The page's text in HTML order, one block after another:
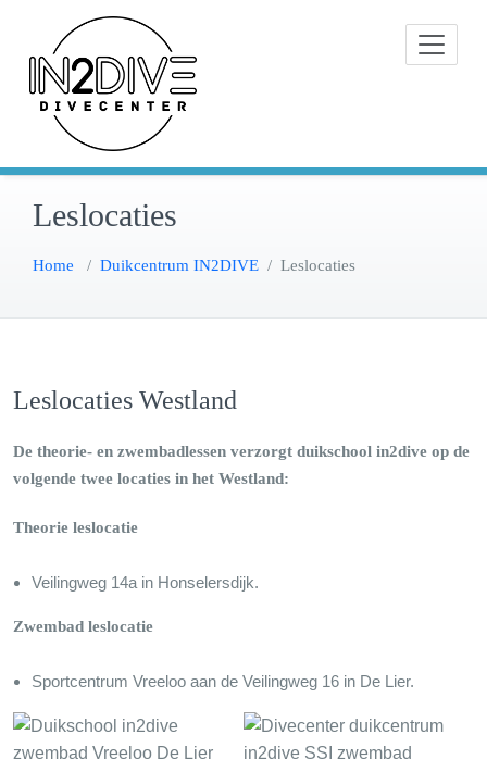
inhoud
Instructeurs met passie voor duiken
Leslocaties
Home / Duikcentrum IN2DIVE / Leslocaties
Leslocaties Westland
De theorie- en zwembadlessen verzorgt duikschool in2dive op de
volgende twee locaties in het Westland:
Theorie leslocatie
Veilingweg 14a in Honselersdijk.
Zwembad leslocatie
Sportcentrum Vreeloo aan de Veilingweg 16 in De Lier.